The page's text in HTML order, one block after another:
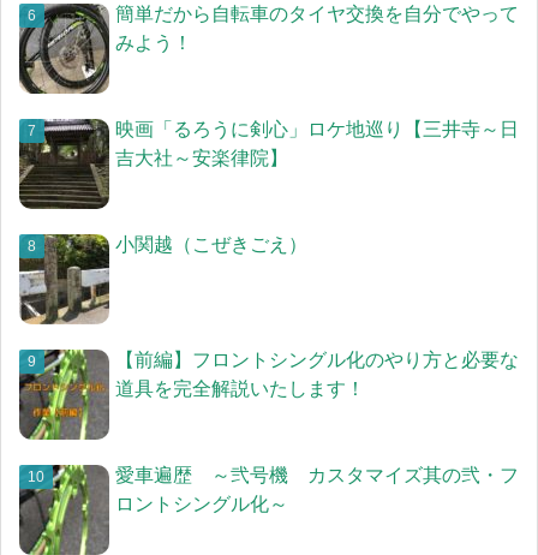
簡単だから自転車のタイヤ交換を自分でやって
みよう！
映画「るろうに剣心」ロケ地巡り【三井寺～日
吉大社～安楽律院】
小関越（こぜきごえ）
【前編】フロントシングル化のやり方と必要な
道具を完全解説いたします！
愛車遍歴 ～弐号機 カスタマイズ其の弐・フ
ロントシングル化～